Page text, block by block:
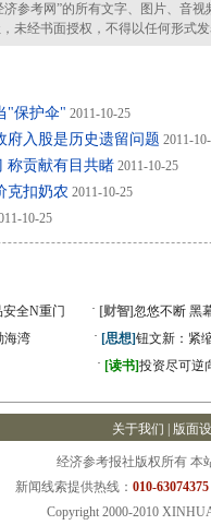
参考网”的所有文字、图片、音视
未经书面授权，不得以任何形式
"保护伞" 2011-10-25
府入股是历史遗留问题 2011-
称贡献有目共睹 2011-10-25
克扣奶农 2011-10-25
10-25
全N重门 · [财智]忽悠不断 黑
海湾 · [思想]钮文新：紧
· [读书]投资尽可逆
关于我们 版面
经济参考报社版权所有 本
新闻线索提供热线： 010-
Copyright 2000-2010